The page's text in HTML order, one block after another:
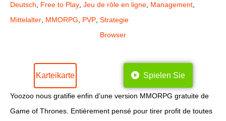
Deutsch Free to Play Jeu de rôle en ligne Management
Mittelalter MMORPG PVP Strategie
Browser
Karteikarte Spielen Sie
Yoozoo nous gratifie enfin d’une version MMORPG gratuite de
Game of Thrones. Entièrement pensé pour tirer profit de toutes